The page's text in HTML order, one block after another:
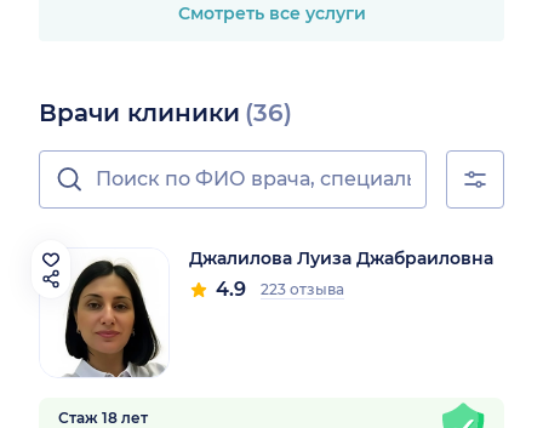
Смотреть все услуги
Врачи клиники (36)
Джалилова Луиза Джабраиловна
4.9 223 отзыва
Стаж 18 лет